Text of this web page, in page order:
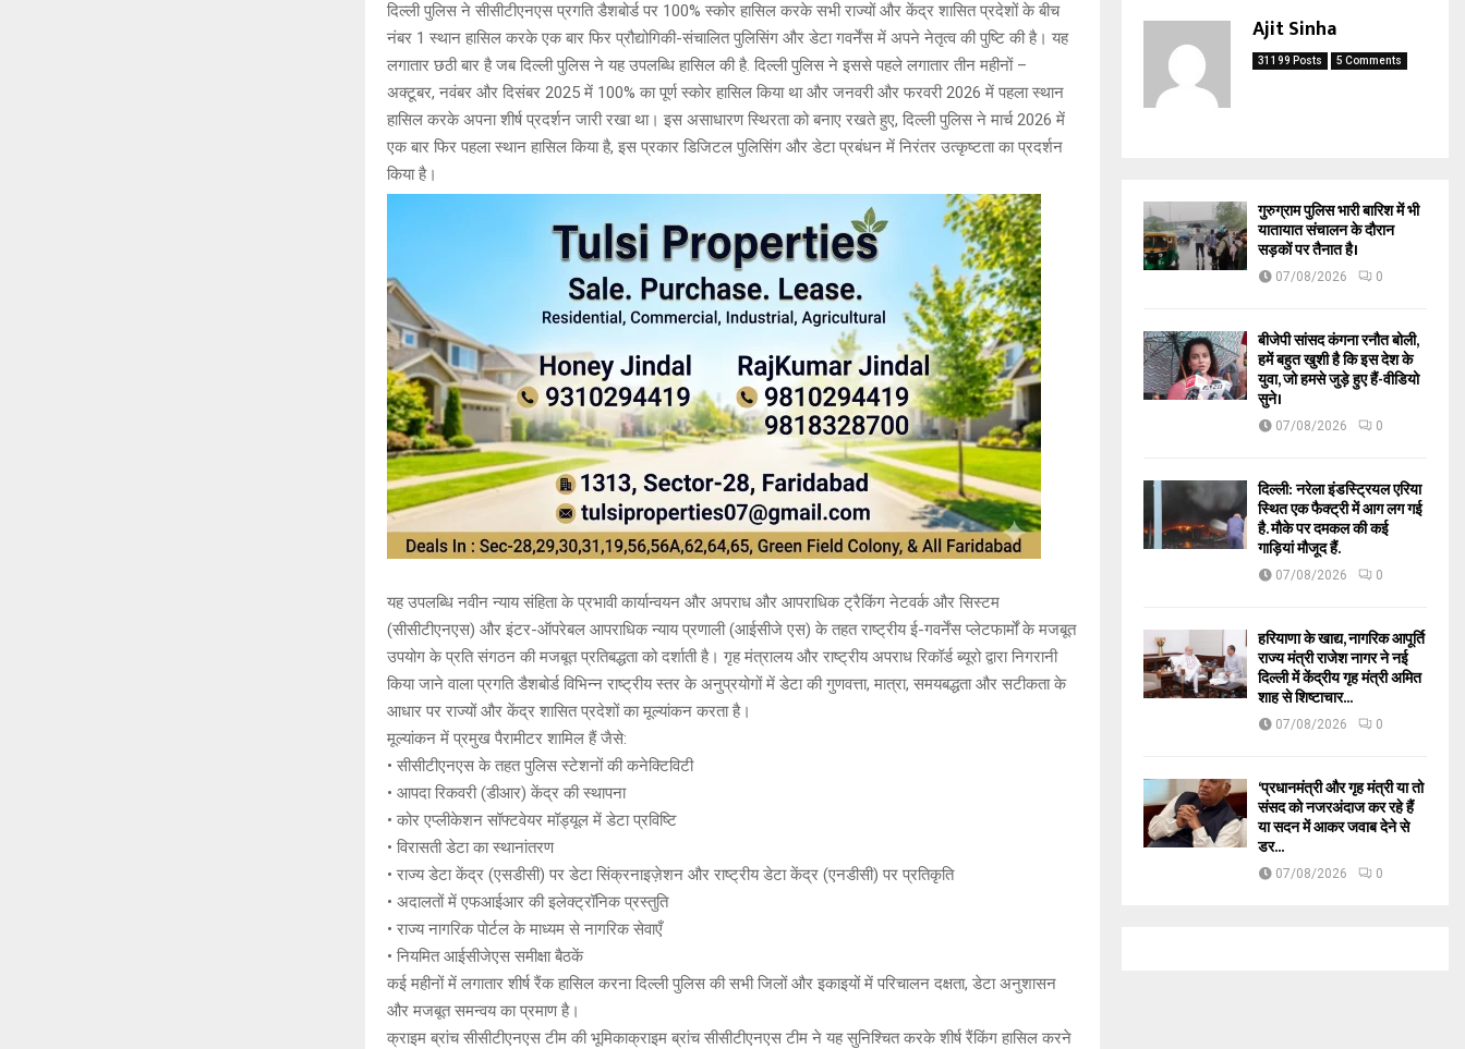
दिल्ली पुलिस ने सीसीटीएनएस प्रगति डैशबोर्ड पर 100% स्कोर हासिल करके सभी राज्यों और केंद्र शासित प्रदेशों के बीच
नंबर 1 स्थान हासिल करके एक बार फिर प्रौद्योगिकी-संचालित पुलिसिंग और डेटा गवर्नेंस में अपने नेतृत्व की पुष्टि की है। यह
लगातार छठी बार है जब दिल्ली पुलिस ने यह उपलब्धि हासिल की है. दिल्ली पुलिस ने इससे पहले लगातार तीन महीनों –
अक्टूबर, नवंबर और दिसंबर 2025 में 100% का पूर्ण स्कोर हासिल किया था और जनवरी और फरवरी 2026 में पहला स्थान
हासिल करके अपना शीर्ष प्रदर्शन जारी रखा था। इस असाधारण स्थिरता को बनाए रखते हुए, दिल्ली पुलिस ने मार्च 2026 में
एक बार फिर पहला स्थान हासिल किया है, इस प्रकार डिजिटल पुलिसिंग और डेटा प्रबंधन में निरंतर उत्कृष्टता का प्रदर्शन
किया है।
यह उपलब्धि नवीन न्याय संहिता के प्रभावी कार्यान्वयन और अपराध और आपराधिक ट्रैकिंग नेटवर्क और सिस्टम
(सीसीटीएनएस) और इंटर-ऑपरेबल आपराधिक न्याय प्रणाली (आईसीजे एस) के तहत राष्ट्रीय ई-गवर्नेंस प्लेटफार्मों के मजबूत
उपयोग के प्रति संगठन की मजबूत प्रतिबद्धता को दर्शाती है। गृह मंत्रालय और राष्ट्रीय अपराध रिकॉर्ड ब्यूरो द्वारा निगरानी
किया जाने वाला प्रगति डैशबोर्ड विभिन्न राष्ट्रीय स्तर के अनुप्रयोगों में डेटा की गुणवत्ता, मात्रा, समयबद्धता और सटीकता के
आधार पर राज्यों और केंद्र शासित प्रदेशों का मूल्यांकन करता है।
मूल्यांकन में प्रमुख पैरामीटर शामिल हैं जैसे:
• सीसीटीएनएस के तहत पुलिस स्टेशनों की कनेक्टिविटी
• आपदा रिकवरी (डीआर) केंद्र की स्थापना
• कोर एप्लीकेशन सॉफ्टवेयर मॉड्यूल में डेटा प्रविष्टि
• विरासती डेटा का स्थानांतरण
• राज्य डेटा केंद्र (एसडीसी) पर डेटा सिंक्रनाइज़ेशन और राष्ट्रीय डेटा केंद्र (एनडीसी) पर प्रतिकृति
• अदालतों में एफआईआर की इलेक्ट्रॉनिक प्रस्तुति
• राज्य नागरिक पोर्टल के माध्यम से नागरिक सेवाएँ
• नियमित आईसीजेएस समीक्षा बैठकें
कई महीनों में लगातार शीर्ष रैंक हासिल करना दिल्ली पुलिस की सभी जिलों और इकाइयों में परिचालन दक्षता, डेटा अनुशासन
और मजबूत समन्वय का प्रमाण है।
क्राइम ब्रांच सीसीटीएनएस टीम की भूमिकाक्राइम ब्रांच सीसीटीएनएस टीम ने यह सुनिश्चित करके शीर्ष रैंकिंग हासिल करने
Ajit Sinha
31199 Posts 5 Comments
गुरुग्राम पुलिस भारी बारिश में भी
यातायात संचालन के दौरान
सड़कों पर तैनात है।
07/08/2026 0
बीजेपी सांसद कंगना रनौत बोली,
हमें बहुत खुशी है कि इस देश के
युवा, जो हमसे जुड़े हुए हैं-वीडियो
सुने।
07/08/2026 0
दिल्ली: नरेला इंडस्ट्रियल एरिया
स्थित एक फैक्ट्री में आग लग गई
है. मौके पर दमकल की कई
गाड़ियां मौजूद हैं.
07/08/2026 0
हरियाणा के खाद्य, नागरिक आपूर्ति
राज्य मंत्री राजेश नागर ने नई
दिल्ली में केंद्रीय गृह मंत्री अमित
शाह से शिष्टाचार...
07/08/2026 0
‘प्रधानमंत्री और गृह मंत्री या तो
संसद को नजरअंदाज कर रहे हैं
या सदन में आकर जवाब देने से
डर...
07/08/2026 0